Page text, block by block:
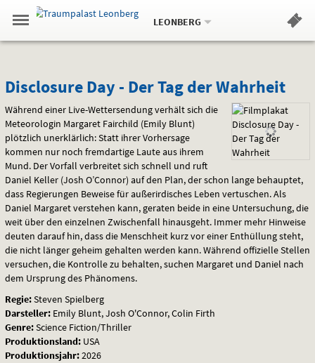
Springe
zum
,zum
.
Navigation
Gehe
zur
Standortauswahl
Standort:
LEONBERG.
Hinweis
Disclosure
Day
-
Der
Tag
der
Wahrheit
Disclosure Day - Der Tag der Wahrheit
Während einer Live-Wettersendung verhält sich die
Meteorologin Margaret Fairchild (Emily Blunt)
plötzlich unerklärlich: Statt ihrer Vorhersage
kommen nur noch fremdartige Laute aus ihrem
Mund. Der Vorfall verbreitet sich schnell und ruft
Daniel Keller (Josh O’Connor) auf den Plan, der schon lange behauptet,
dass Regierungen Beweise für außerirdisches Leben vertuschen. Als
Daniel Margaret verstehen kann, geraten beide in eine Untersuchung, die
weit über den einzelnen Zwischenfall hinausgeht. Immer mehr Hinweise
deuten darauf hin, dass die Menschheit kurz vor einer Enthüllung steht,
die nicht länger geheim gehalten werden kann. Während offizielle Stellen
versuchen, die Kontrolle zu behalten, suchen Margaret und Daniel nach
dem Ursprung des Phänomens.
Regie:Steven Spielberg
Darsteller: Emily Blunt, Josh O'Connor, Colin Firth
Genre:Science Fiction/Thriller
Produktionsland: USA
Produktionsjahr:2026